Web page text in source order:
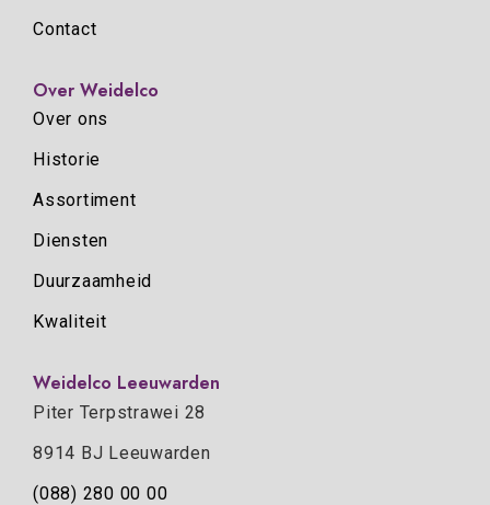
Contact
Over Weidelco
Over ons
Historie
Assortiment
Diensten
Duurzaamheid
Kwaliteit
Weidelco Leeuwarden
Piter Terpstrawei 28
8914 BJ Leeuwarden
(088) 280 00 00